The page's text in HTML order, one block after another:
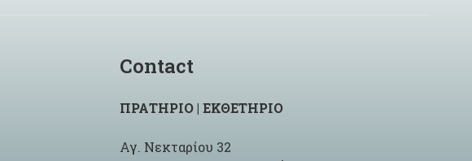
Contact
ΠΡΑΤΗΡΙΟ | ΕΚΘΕΤΗΡΙΟ
Αγ. Νεκταρίου 32